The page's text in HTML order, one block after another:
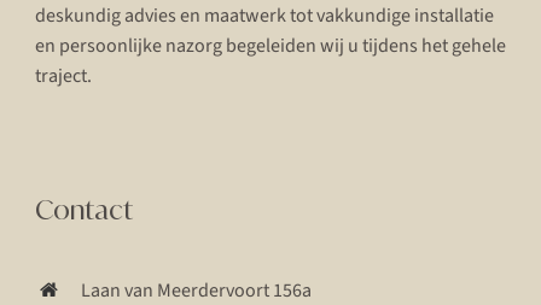
deskundig advies en maatwerk tot vakkundige installatie
en persoonlijke nazorg begeleiden wij u tijdens het gehele
traject.
Contact
Laan van Meerdervoort 156a